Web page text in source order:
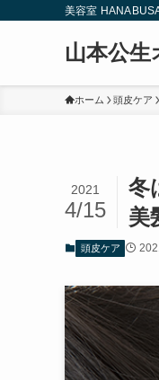
美容室
山本公
ホーム 頭皮ケア
冬
美
2021
4/15
頭皮ケア